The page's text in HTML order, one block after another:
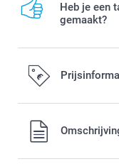
Heb je een
gemaakt?
Alle prijzen zijn in
verzendkosten.